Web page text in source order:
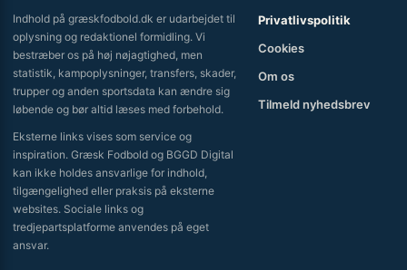
Indhold på græskfodbold.dk er udarbejdet til
oplysning og redaktionel formidling. Vi
bestræber os på høj nøjagtighed, men
statistik, kampoplysninger, transfers, skader,
trupper og anden sportsdata kan ændre sig
løbende og bør altid læses med forbehold.
Eksterne links vises som service og
inspiration. Græsk Fodbold og BGGD Digital
kan ikke holdes ansvarlige for indhold,
tilgængelighed eller praksis på eksterne
websites. Sociale links og
tredjepartsplatforme anvendes på eget
ansvar.
Privatlivspolitik
Cookies
Om os
Tilmeld nyhedsbrev